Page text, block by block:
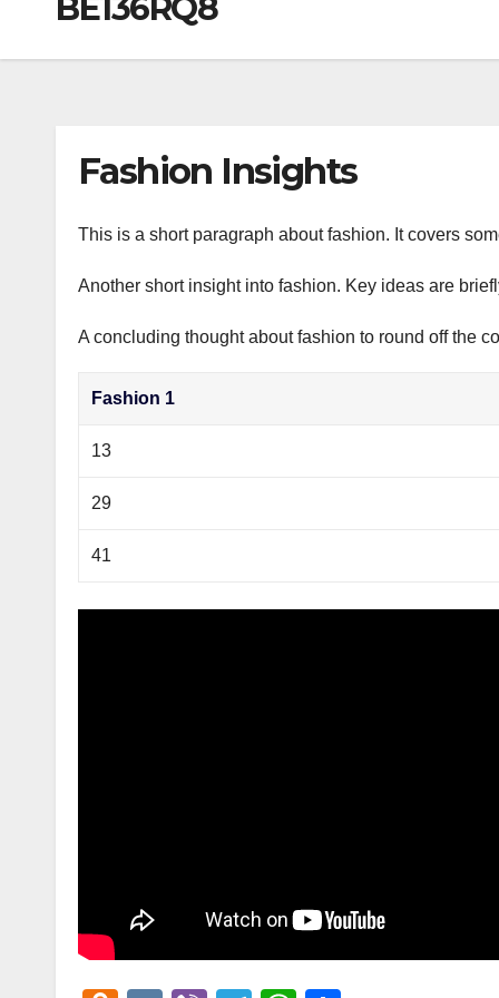
BE136RQ8
Fashion Insights
This is a short paragraph about fashion. It covers
Another short insight into fashion. Key ideas are
A concluding thought about fashion to round off the
Fashion 1
13
29
41
m